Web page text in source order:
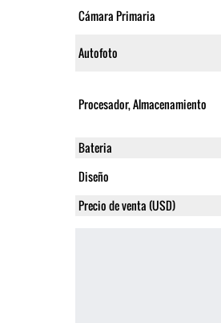
Cámara Primaria
Autofoto
Procesador, Almacenamiento
Bateria
Diseño
Precio de venta (USD)